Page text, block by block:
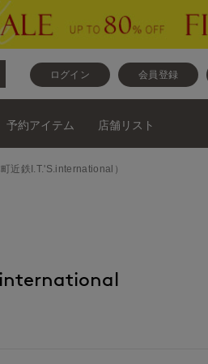
ログイン 会員登録
予約アイテム 店舗リスト
近鉄I.T.'S.international）